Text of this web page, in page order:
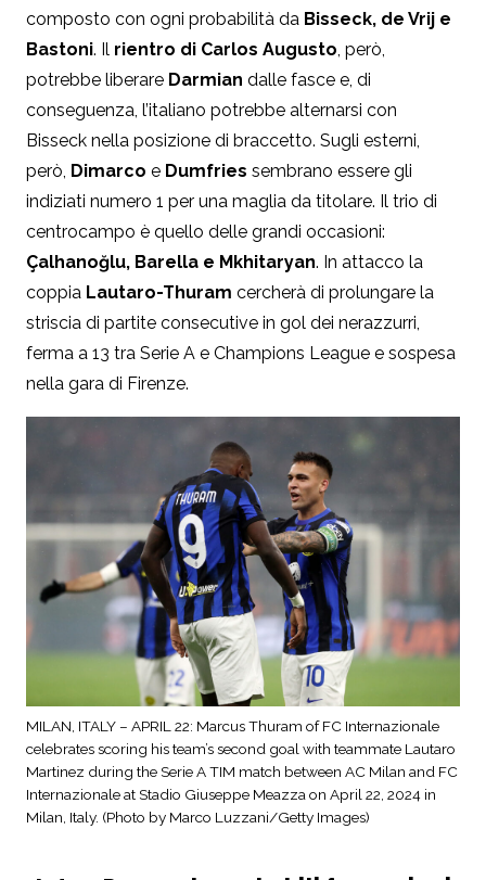
composto con ogni probabilità da Bisseck, de Vrij e
Bastoni. Il rientro di Carlos Augusto, però,
potrebbe liberare Darmian dalle fasce e, di
conseguenza, l’italiano potrebbe alternarsi con
Bisseck nella posizione di braccetto. Sugli esterni,
però, Dimarco e Dumfries sembrano essere gli
indiziati numero 1 per una maglia da titolare. Il trio di
centrocampo è quello delle grandi occasioni:
Çalhanoğlu, Barella e Mkhitaryan. In attacco la
coppia Lautaro-Thuram cercherà di prolungare la
striscia di partite consecutive in gol dei nerazzurri,
ferma a 13 tra Serie A e Champions League e sospesa
nella gara di Firenze.
MILAN, ITALY – APRIL 22: Marcus Thuram of FC Internazionale
celebrates scoring his team’s second goal with teammate Lautaro
Martinez during the Serie A TIM match between AC Milan and FC
Internazionale at Stadio Giuseppe Meazza on April 22, 2024 in
Milan, Italy. (Photo by Marco Luzzani/Getty Images)